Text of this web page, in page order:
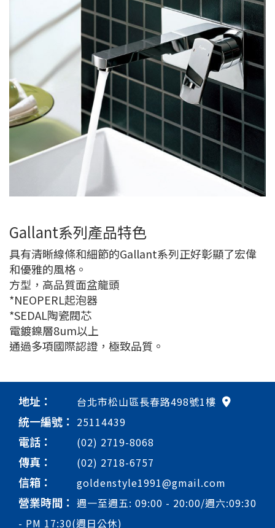
Gallant系列產品特色
具有清晰線條和細節的Gallant系列正好彰顯了宏偉
和優雅的風格。
方型，高品質面盆龍頭
*NEOPERL起泡器
*SEDAL陶瓷閥芯
電鍍鎳層8um以上
通過多項國際認證，極致品質。
地址： 台北市松山區長春路498號1樓
統一編號： 25114439
電話： (02) 2719-8068
傳真： (02) 2718-6757
信箱： goldenstyle1991@gmail.com
營業時間： 週一至週五: 09:00 - 20:00/週六:09:30
- PM 17:30(週日公休)